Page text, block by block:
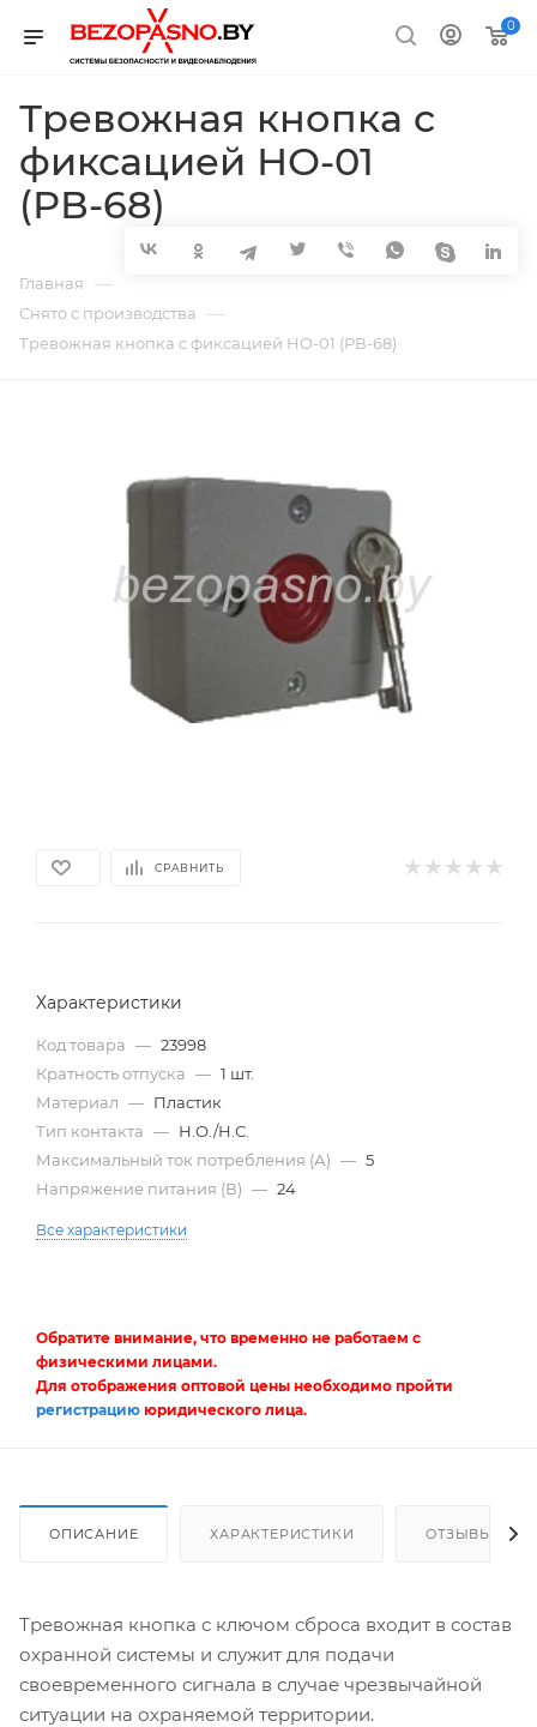
0
Тревожная кнопка с
фиксацией НО-01
(РВ-68)
Главная —
Снято с производства —
Тревожная кнопка с фиксацией НО-01 (РВ-68)
СРАВНИТЬ
Характеристики
Код товара — 23998
Кратность отпуска — 1 шт.
Материал — Пластик
Тип контакта — Н.О./Н.С.
Максимальный ток потребления (А) — 5
Напряжение питания (В) — 24
Все характеристики
Обратите внимание, что временно не работаем с
физическими лицами.
Для отображения оптовой цены необходимо пройти
регистрацию юридического лица.
ОПИСАНИЕ ХАРАКТЕРИСТИКИ ОТЗЫВЫ
Тревожная кнопка с ключом сброса входит в состав
охранной системы и служит для подачи
своевременного сигнала в случае чрезвычайной
ситуации на охраняемой территории.